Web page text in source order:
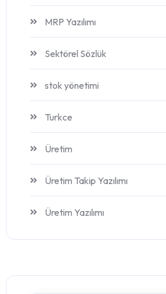
MRP Yazılımı
Sektörel Sözlük
stok yönetimi
Turkce
Üretim
Üretim Takip Yazılımı
Üretim Yazılımı